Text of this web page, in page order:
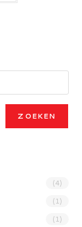
ZOEKEN
(4)
(1)
(1)